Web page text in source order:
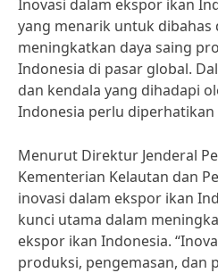
Inovasi dalam ekspor ikan
yang menarik untuk dibahas
meningkatkan daya saing
Indonesia di pasar global.
dan kendala yang dihadapi
Indonesia perlu diperhatikan
Menurut Direktur Jenderal
Kementerian Kelautan dan
inovasi dalam ekspor ikan
kunci utama dalam
ekspor ikan Indonesia.
produksi, pengemasan, dan